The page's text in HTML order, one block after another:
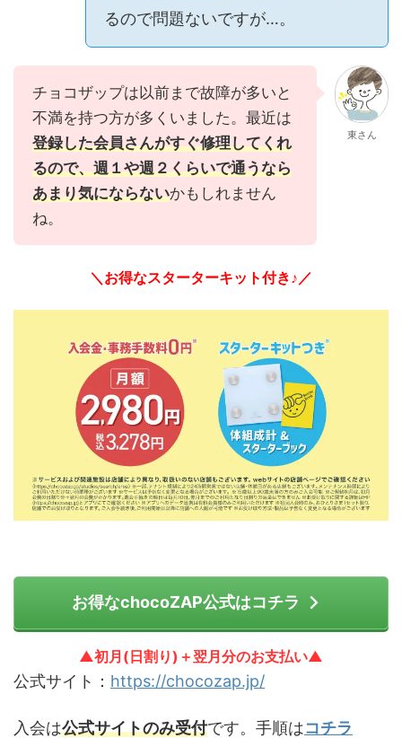
るので問題ないですが…。
チョコザップは以前まで故障が多いと
不満を持つ方が多くいました。最近は
登録した会員さんがすぐ修理してくれ
るので、週１や週２くらいで通うなら
あまり気にならないかもしれません
ね。
東さん
＼お得なスターターキット付き♪／
お得なchocoZAP公式はコチラ
▲初月(日割り)＋翌月分のお支払い▲
公式サイト： https://chocozap.jp/
入会は公式サイトのみ受付です。手順はコチラ